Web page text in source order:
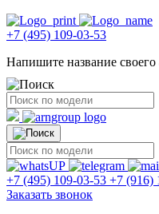
+7 (495) 109-03-53
Напишите название своего
+7 (495) 109-03-53 +7 (916)
Заказать звонок